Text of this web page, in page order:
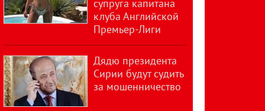
супруга капитана
клуба Английской
Премьер-Лиги
Дядю президента
Сирии будут судить
за мошенничество